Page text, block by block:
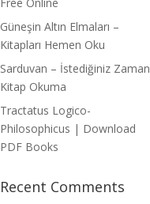
Güneşin Altın Elmaları –
Kitapları Hemen Oku
Sarduvan – İstediğiniz Zaman
Kitap Okuma
Tractatus Logico-
Philosophicus | Download
PDF Books
Recent Comments